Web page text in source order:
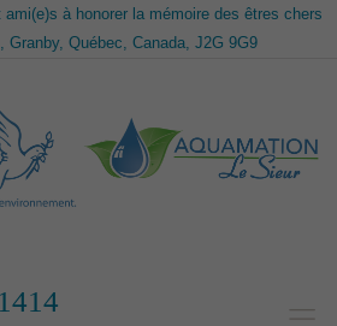
à honorer la mémoire des êtres chers
Granby, Québec, Canada, J2G 9G9